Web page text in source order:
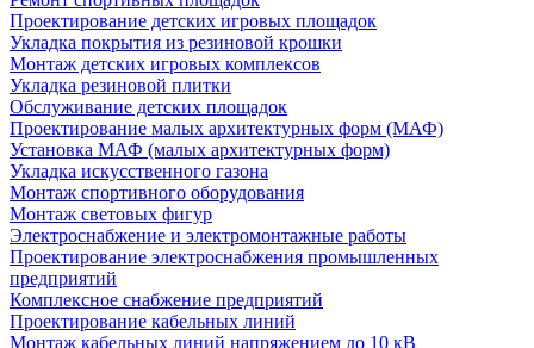
Проектирование детских игровых площадок
Укладка покрытия из резиновой крошки
Монтаж детских игровых комплексов
Укладка резиновой плитки
Обслуживание детских площадок
Проектирование малых архитектурных форм (МАФ)
Установка МАФ (малых архитектурных форм)
Укладка искусственного газона
Монтаж спортивного оборудования
Монтаж световых фигур
Электроснабжение и электромонтажные работы
Проектирование электроснабжения промышленных
предприятий
Комплексное снабжение предприятий
Проектирование кабельных линий
Монтаж кабельных линий напряжением до 10 кВ